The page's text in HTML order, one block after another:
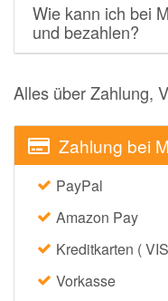
momox
vidaXL
bonprix
CHECK24
LiveFresh
tink
heine
Ankerkraut
Wie kann ich bei
und bezahlen?
Alles über Zahlung,
Zahlung bei
PayPal
Amazon Pay
Kreditkarten (
Vorkasse